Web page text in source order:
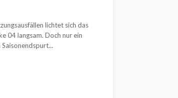
lichtet sich das
04 langsam. Doch nur ein